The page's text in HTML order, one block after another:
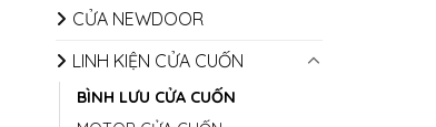
CỬA NEWDOOR
LINH KIỆN CỬA CUỐN
BÌNH LƯU CỬA CUỐN